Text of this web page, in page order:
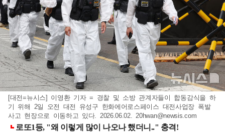
[대전=뉴시스] 이영환 기자 = 경찰 및 소방 관계자들이 합동감식을 하
기 위해 2일 오전 대전 유성구 한화에어로스페이스 대전사업장 폭발
사고 현장으로 이동하고 있다. 2026.06.02.20hwan@newsis.com